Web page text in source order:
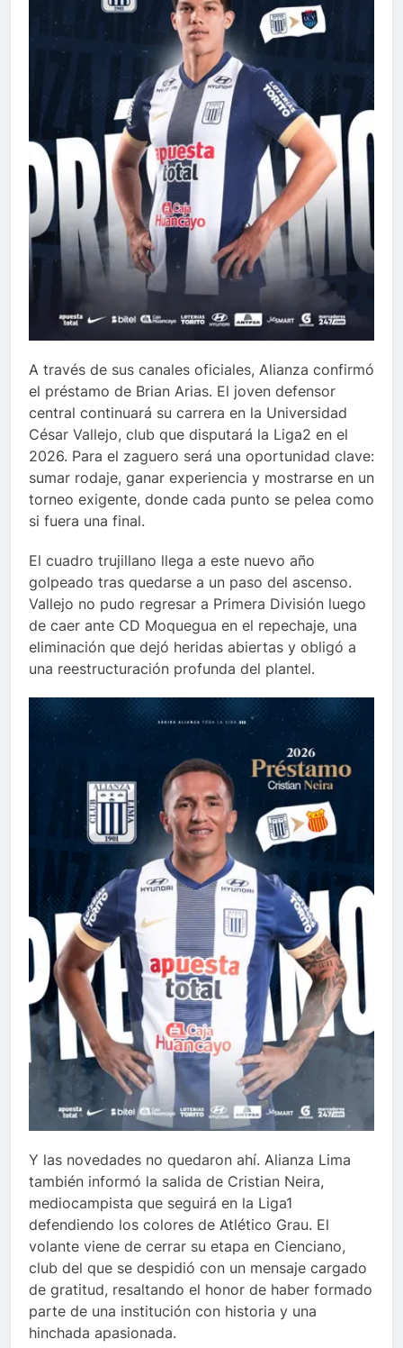
A través de sus canales oficiales, Alianza confirmó
el préstamo de Brian Arias. El joven defensor
central continuará su carrera en la Universidad
César Vallejo, club que disputará la Liga2 en el
2026. Para el zaguero será una oportunidad clave:
sumar rodaje, ganar experiencia y mostrarse en un
torneo exigente, donde cada punto se pelea como
si fuera una final.
El cuadro trujillano llega a este nuevo año
golpeado tras quedarse a un paso del ascenso.
Vallejo no pudo regresar a Primera División luego
de caer ante CD Moquegua en el repechaje, una
eliminación que dejó heridas abiertas y obligó a
una reestructuración profunda del plantel.
Y las novedades no quedaron ahí. Alianza Lima
también informó la salida de Cristian Neira,
mediocampista que seguirá en la Liga1
defendiendo los colores de Atlético Grau. El
volante viene de cerrar su etapa en Cienciano,
club del que se despidió con un mensaje cargado
de gratitud, resaltando el honor de haber formado
parte de una institución con historia y una
hinchada apasionada.